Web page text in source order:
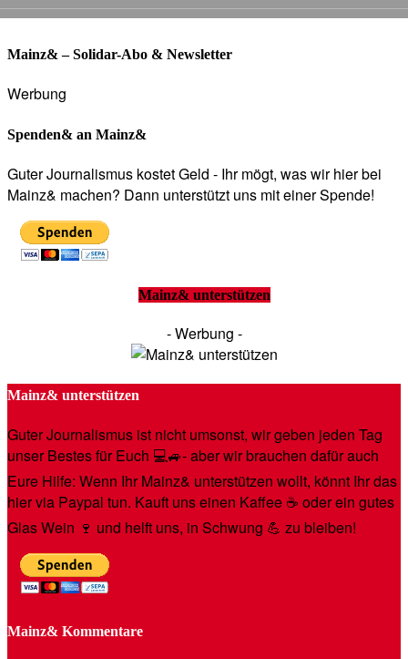
Mainz& – Solidar-Abo & Newsletter
Werbung
Spenden& an Mainz&
Guter Journalismus kostet Geld - Ihr mögt, was wir hier bei
Mainz& machen? Dann unterstützt uns mit einer Spende!
Mainz& unterstützen
- Werbung -
Mainz& unterstützen
Guter Journalismus ist nicht umsonst, wir geben jeden Tag
unser Bestes für Euch 💻🚙- aber wir brauchen dafür auch
Eure Hilfe: Wenn Ihr Mainz& unterstützen wollt, könnt Ihr das
hier via Paypal tun. Kauft uns einen Kaffee ☕️ oder ein gutes
Glas Wein 🍷 und helft uns, in Schwung 💪 zu bleiben!
Mainz& Kommentare